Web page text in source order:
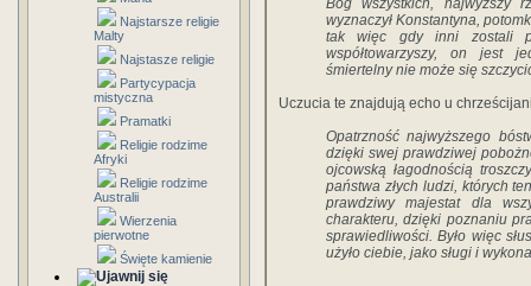
Najstarsze religie
Malty
Najstasze religie
Partycypacja
mistyczna
Pramatki
Religie rodzime
Afryki
Religie rodzime
Australii
Wierzenia
pierwotne
Święte kamienie
Bóg wszystkich, najwyższy
wyznaczył Konstantyna,
tak więc gdy inni zostali
współtowarzyszy, on jest
śmiertelny nie może się
Uczucia te znajdują echo u
Opatrzność najwyższego
dzięki swej prawdziwej
ojcowską łagodnością
państwa złych ludzi, których
prawdziwy majestat dla
charakteru, dzięki poznaniu
sprawiedliwości. Było więc
użyło ciebie, jako sługi i